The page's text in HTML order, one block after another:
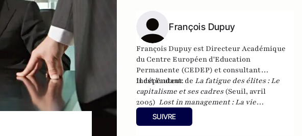
François Dupuy
François Dupuy est Directeur Académique
du Centre Européen d'Education
Permanente (CEDEP) et consultant
indépendant.
Il est l'auteur de La fatigue des élites : Le
capitalisme et ses cadres(Seuil, avril
2005) Lost in management : La vie
quotidienne des entreprises au XXIe
siècle(Seuil, février 2011) et
SUIVRE